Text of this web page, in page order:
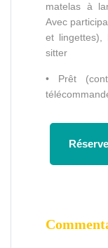
matelas à
Avec
et lingettes),
sitter
• Prêt